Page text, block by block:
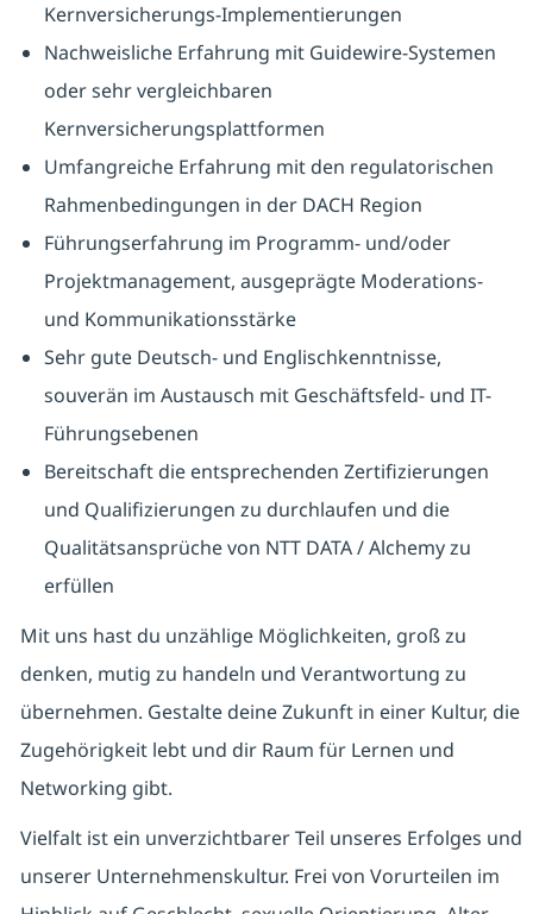
Kernversicherungs-Implementierungen
Nachweisliche Erfahrung mit Guidewire-Systemen
oder sehr vergleichbaren
Kernversicherungsplattformen
Umfangreiche Erfahrung mit den regulatorischen
Rahmenbedingungen in der DACH Region
Führungserfahrung im Programm- und/oder
Projektmanagement, ausgeprägte Moderations-
und Kommunikationsstärke
Sehr gute Deutsch- und Englischkenntnisse,
souverän im Austausch mit Geschäftsfeld- und IT-
Führungsebenen
Bereitschaft die entsprechenden Zertifizierungen
und Qualifizierungen zu durchlaufen und die
Qualitätsansprüche von NTT DATA / Alchemy zu
erfüllen
Mit uns hast du unzählige Möglichkeiten, groß zu
denken, mutig zu handeln und Verantwortung zu
übernehmen. Gestalte deine Zukunft in einer Kultur, die
Zugehörigkeit lebt und dir Raum für Lernen und
Networking gibt.
Vielfalt ist ein unverzichtbarer Teil unseres Erfolges und
unserer Unternehmenskultur. Frei von Vorurteilen im